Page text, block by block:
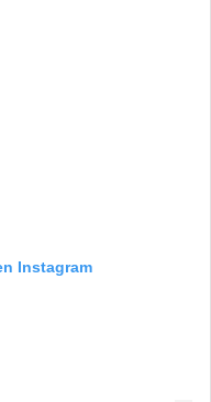
Instagram